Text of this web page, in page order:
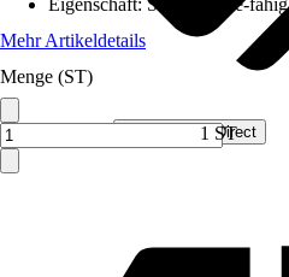
Verkauf durch: Smart Home Direct
Eigenschaft: Smart Home-fähig
Mehr Artikeldetails
Menge (ST)
1 ST